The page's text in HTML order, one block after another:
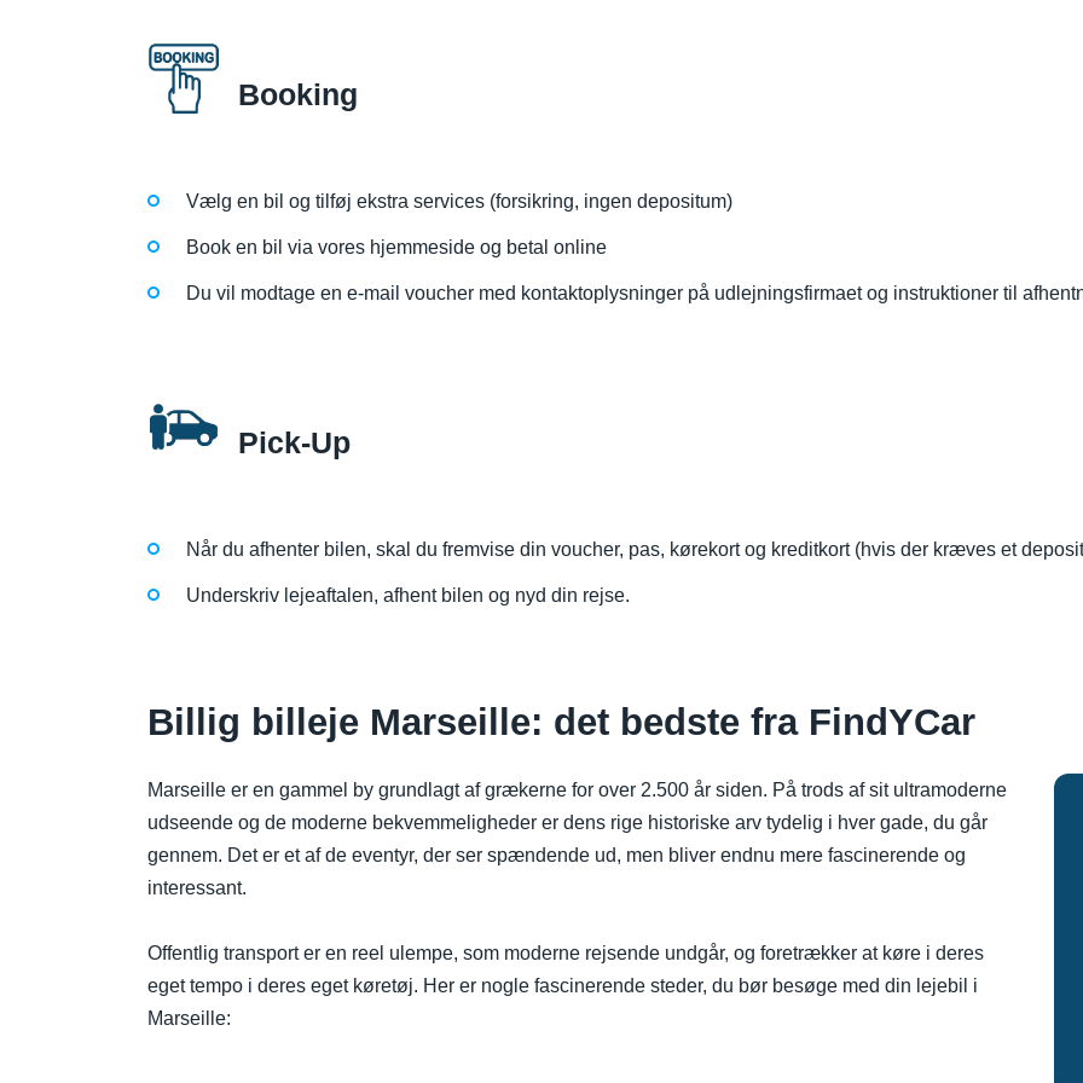
Booking
Vælg en bil og tilføj ekstra services (forsikring, ingen depositum)
Book en bil via vores hjemmeside og betal online
Du vil modtage en e-mail voucher med kontaktoplysninger på udlejningsfirmaet og instruktioner til
Pick-Up
Når du afhenter bilen, skal du fremvise din voucher, pas, kørekort og kreditkort (hvis der kræves et
Underskriv lejeaftalen, afhent bilen og nyd din rejse.
Billig billeje Marseille: det bedste fra FindYCar
Marseille er en gammel by grundlagt af grækerne for over 2.500 år siden. På trods af sit ultramoderne
udseende og de moderne bekvemmeligheder er dens rige historiske arv tydelig i hver gade, du går
gennem. Det er et af de eventyr, der ser spændende ud, men bliver endnu mere fascinerende og
interessant.
Offentlig transport er en reel ulempe, som moderne rejsende undgår, og foretrækker at køre i deres
eget tempo i deres eget køretøj. Her er nogle fascinerende steder, du bør besøge med din lejebil i
Marseille: